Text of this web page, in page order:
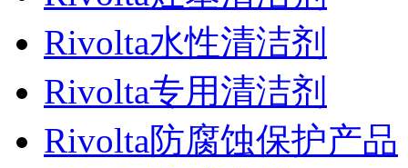
Rivolta水性清洁剂
Rivolta专用清洁剂
Rivolta防腐蚀保护产品